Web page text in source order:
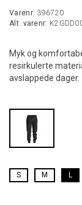
Varenr: 396720
Alt. varenr:
Myk og
resirkulerte
avslappede dager.
S M L